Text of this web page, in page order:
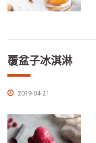
覆盆子冰淇淋
2019-04-21